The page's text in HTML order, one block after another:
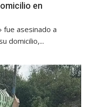
en
fue asesinado a
domicilio,...